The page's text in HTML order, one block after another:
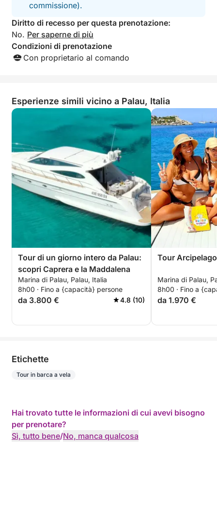
commissione).
Diritto di recesso per questa prenotazione:
No. Per saperne di più
Condizioni di prenotazione
Con proprietario al comando
Esperienze simili vicino a Palau, Italia
Tour di un giorno intero da Palau:
scopri Caprera e la Maddalena
Marina di Palau, Palau, Italia
8h00 · Fino a {capacità} persone
da 3.800 € 4.8 (10)
Tour
Marina di Palau,
8h00 · Fino a
da 1.970 €
Etichette
Tour in barca a vela
Hai trovato tutte le informazioni di cui avevi bisogno
per prenotare?
Sì, tutto bene/No, manca qualcosa